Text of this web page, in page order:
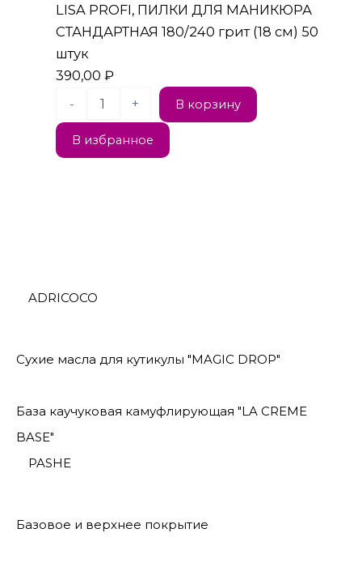
ADRICOCO
Сухие масла для кутикулы "MAGIC DROP"
База каучуковая камуфлирующая "LA CREME
BASE"
PASHE
Базовое и верхнее покрытие
LISA PROFI, ПИЛКИ ДЛЯ МАНИКЮРА
СТАНДАРТНАЯ 180/240 грит (18 см) 50
штук
390,00₽
-
+ В корзину
В избранное